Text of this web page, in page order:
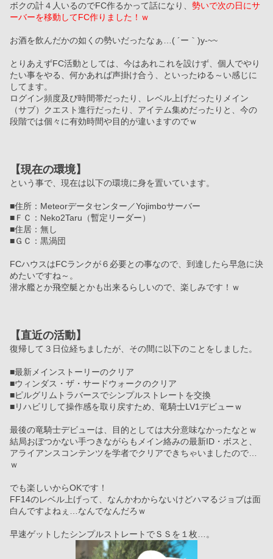
ボクの計４人いるのでFC作るかって話になり、 勢いで次の日にサ
ーバーを移動してFC作りました！ｗ
お酒を飲んだかの如くの勢いだったなぁ…( ´ー｀)y-~~
とりあえずFC活動としては、今はあれこれを設けず、個人でやり
たい事をやる、何かあれば声掛け合う、といったゆる～い感じに
してます。
ログイン頻度及び時間帯だったり、レベル上げだったりメイン
（サブ）クエスト進行だったり、アイテム集めだったりと、今の
段階では個々に有効時間や目的が違いますのでｗ
【現在の環境】
という事で、現在は以下の環境に身を置いています。
■住所：Meteorデータセンター／Yojimboサーバー
■ＦＣ：Neko2Taru（暫定リーダー）
■住居：無し
■ＧＣ：黒渦団
FCハウスはFCランクが６必要との事なので、到達したら早急に決
めたいですね～。
潜水艦とか飛空艇とかも出来るらしいので、楽しみです！ｗ
【直近の活動】
復帰して３日位経ちましたが、その間に以下のことをしました。
■最新メインストーリーのクリア
■ウィンダス・ザ・サードウォークのクリア
■ピルグリムトラバースでシンプルストレートを交換
■リハビリして操作感を取り戻すため、竜騎士LV1デビューｗ
最後の竜騎士デビューは、目的としては大分意味なかったなとｗ
結局おぼつかない手つきながらもメイン絡みの最新ID・ボスと、
アライアンスコンテンツを学者でクリアできちゃいましたので…
ｗ
でも楽しいからOKです！
FF14のレベル上げって、なんかわからないけどハマるジョブは面
白んですよねぇ…なんでなんだろｗ
早速ゲットしたシンプルストレートでＳＳを１枚…。